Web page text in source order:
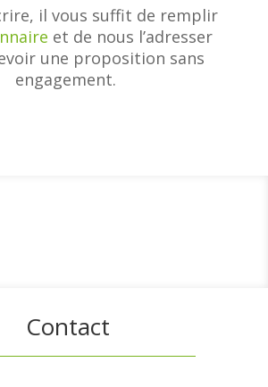
il vous suffit de remplir
et de nous l’adresser
une proposition sans
engagement.
Contact